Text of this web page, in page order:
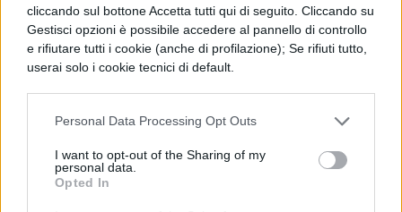
cliccando sul bottone Accetta tutti qui di seguito. Cliccando su
Gestisci opzioni è possibile accedere al pannello di controllo
e rifiutare tutti i cookie (anche di profilazione); Se rifiuti tutto,
userai solo i cookie tecnici di default.
Personal Data Processing Opt Outs
I want to opt-out of the Sharing of my
personal data.
Opted In
rimpiangerai l'affetto di un vero amico, la
lealtà di un uomo dai saldi principi morali,
la grandezza d'animo dell'essere più